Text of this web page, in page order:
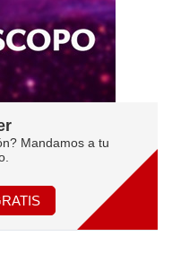
Mandamos a tu